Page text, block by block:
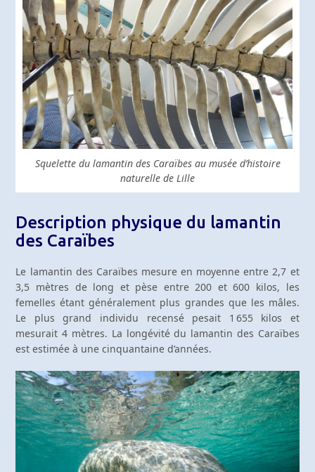
Squelette du lamantin des Caraïbes au musée d’histoire
naturelle de Lille
Description physique du lamantin
des Caraïbes
Le lamantin des Caraïbes mesure en moyenne entre 2,7 et
3,5 mètres de long et pèse entre 200 et 600 kilos, les
femelles étant généralement plus grandes que les mâles.
Le plus grand individu recensé pesait 1 655 kilos et
mesurait 4 mètres. La longévité du lamantin des Caraïbes
est estimée à une cinquantaine d’années.